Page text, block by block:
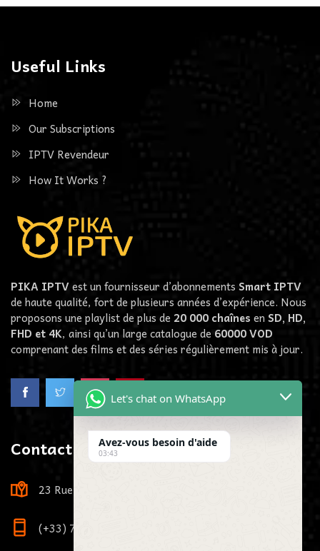
Useful Links
Home
Our Subscriptions
IPTV Revendeur
How It Works ?
PIKA IPTVest un fournisseur d’abonnements Smart IPTV
de haute qualité, fort de plusieurs années d’expérience. Nous
proposons une playlist de plus de 20 000 chaînes en SD, HD,
FHD et 4K, ainsi qu’un large catalogue de 60000VOD
comprenant des films et des séries régulièrement mis à jour.
Contact us
23 Rue Louis Viardot, 21000 Dijon, France
(+33) 7 73 81 71 29
Let's chat on WhatsApp
Avez-vous besoin d'aide
03:43